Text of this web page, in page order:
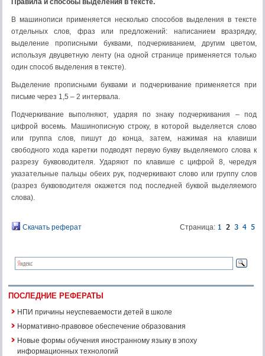
Правила и способы выделения в тексте.
В машинописи применяется несколько способов выделения в тексте
отдельных слов, фраз или предложений: написанием вразрядку,
выделение прописными буквами, подчеркиванием, другим цветом,
используя двуцветную ленту (на одной странице применяется только
один способ выделения в тексте).
Выделение прописными буквами и подчеркивание применяется при
письме через 1,5 – 2 интервала.
Подчеркивание выполняют, ударяя по знаку подчеркивания – под
цифрой восемь. Машинописную строку, в которой выделяется слово
или группа слов, пишут до конца, затем, нажимая на клавиши
свободного хода каретки подводят первую букву выделяемого слова к
разрезу буквоводителя. Ударяют по клавише с цифрой 8, чередуя
указательные пальцы обеих рук, подчеркивают слово или группу слов
(разрез буквоводителя окажется под последней буквой выделяемого
слова).
Скачать реферат Страница:
ПОСЛЕДНИЕ РЕФЕРАТЫ
НПИ причины неуспеваемости детей в школе
Нормативно-правовое обеспечение образования
Новые формы обучения иностранному языку в эпоху
информационных технологий